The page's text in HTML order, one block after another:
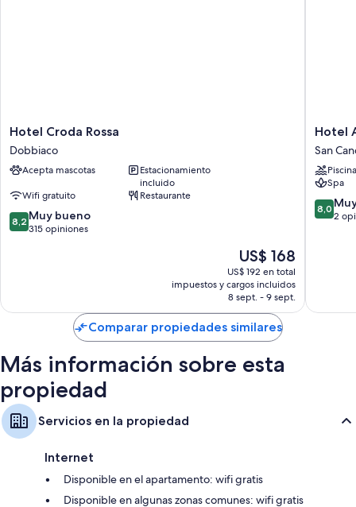
Hotel
Croda
Rossa
Dobbiaco
Hotel Croda Rossa
Dobbiaco
Acepta mascotas
Estacionamiento
incluido
Wifi gratuito
Restaurante
8.2
de
8,2 Muy bueno
315 opiniones
El
precio
actual
es
de
US$ 168
US$ 168
US$ 192 en total
impuestos y cargos incluidos
8 sept. - 9 sept.
Hotel
Almhof
San
Candido
Hotel
San
Piscina
Spa
8.0
de
8,0
2
Comparar propiedades similares
Más información sobre esta
propiedad
Servicios en la propiedad
Internet
Disponible en el apartamento: wifi gratis
Disponible en algunas zonas comunes: wifi gratis